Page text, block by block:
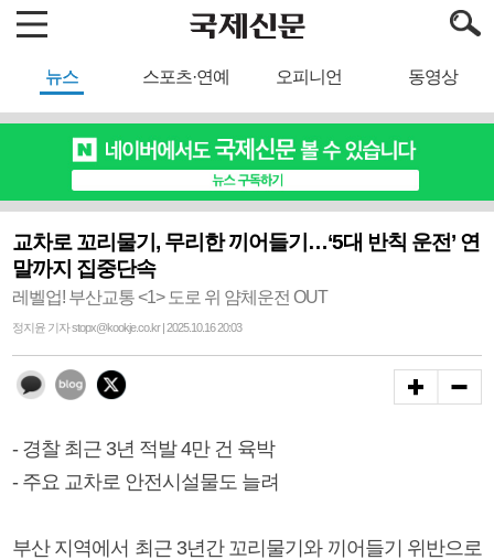
뉴스 스포츠·연예 오피니언 동영상
교차로 꼬리물기, 무리한 끼어들기…‘5대 반칙 운전’ 연
말까지 집중단속
레벨업! 부산교통 <1> 도로 위 얌체운전 OUT
정지윤 기자 stopx@kookje.co.kr | 2025.10.16 20:03
- 경찰 최근 3년 적발 4만 건 육박
- 주요 교차로 안전시설물도 늘려
부산 지역에서 최근 3년간 꼬리물기와 끼어들기 위반으로